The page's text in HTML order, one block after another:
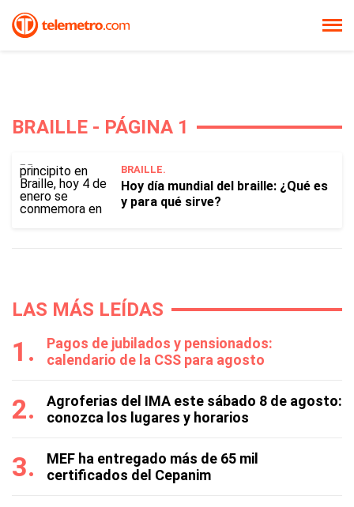
BRAILLE - PÁGINA 1
BRAILLE.
Hoy día mundial del braille: ¿Qué es
y para qué sirve?
LAS MÁS LEÍDAS
Pagos de jubilados y pensionados:
calendario de la CSS para agosto
Agroferias del IMA este sábado 8 de agosto:
conozca los lugares y horarios
MEF ha entregado más de 65 mil
certificados del Cepanim